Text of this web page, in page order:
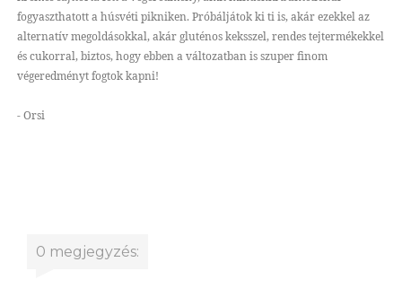
fogyaszthatott a húsvéti pikniken. Próbáljátok ki ti is, akár ezekkel az
alternatív megoldásokkal, akár gluténos keksszel, rendes tejtermékekkel
és cukorral, biztos, hogy ebben a változatban is szuper finom
végeredményt fogtok kapni!
- Orsi
0 megjegyzés: